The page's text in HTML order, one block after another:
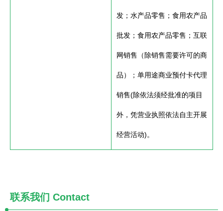
发；水产品零售；食用农产品
批发；食用农产品零售；互联
网销售（除销售需要许可的商
品）；单用途商业预付卡代理
销售(除依法须经批准的项目
外，凭营业执照依法自主开展
经营活动)。
联系我们 Contact